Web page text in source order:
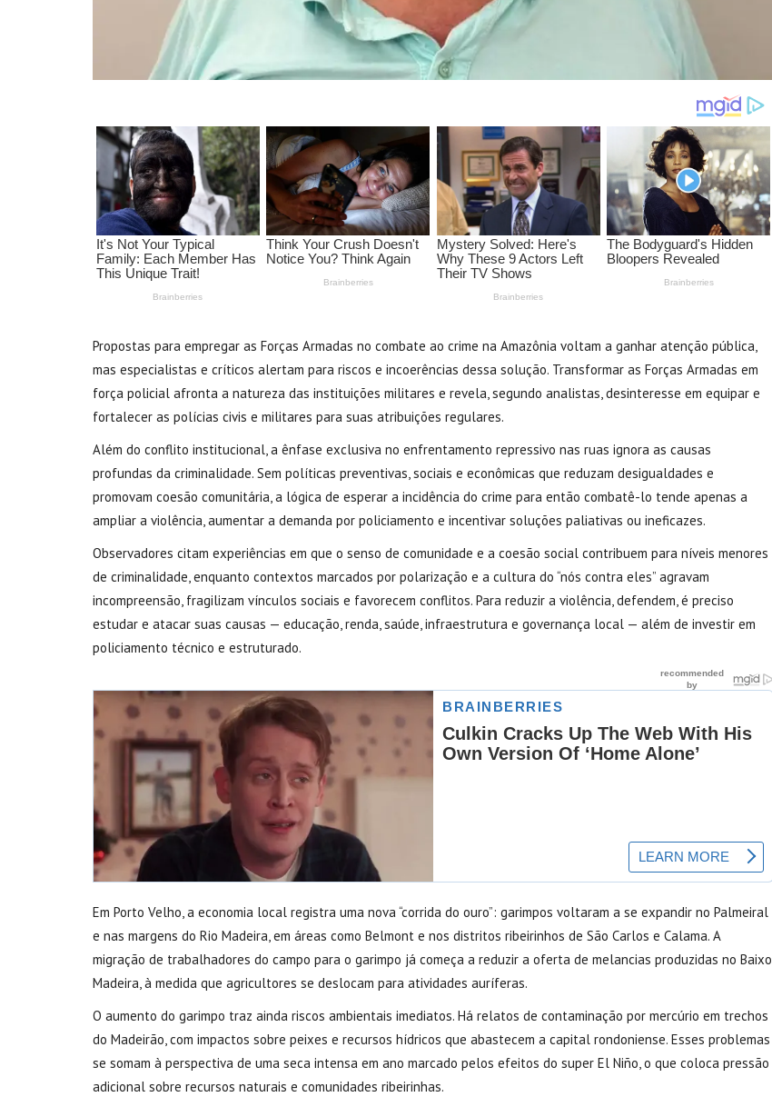
Propostas para empregar as Forças Armadas no combate ao crime na Amazônia voltam a ganhar atenção pública,
mas especialistas e críticos alertam para riscos e incoerências dessa solução. Transformar as Forças Armadas em
força policial afronta a natureza das instituições militares e revela, segundo analistas, desinteresse em equipar e
fortalecer as polícias civis e militares para suas atribuições regulares.
Além do conflito institucional, a ênfase exclusiva no enfrentamento repressivo nas ruas ignora as causas
profundas da criminalidade. Sem políticas preventivas, sociais e econômicas que reduzam desigualdades e
promovam coesão comunitária, a lógica de esperar a incidência do crime para então combatê-lo tende apenas a
ampliar a violência, aumentar a demanda por policiamento e incentivar soluções paliativas ou ineficazes.
Observadores citam experiências em que o senso de comunidade e a coesão social contribuem para níveis menores
de criminalidade, enquanto contextos marcados por polarização e a cultura do “nós contra eles” agravam
incompreensão, fragilizam vínculos sociais e favorecem conflitos. Para reduzir a violência, defendem, é preciso
estudar e atacar suas causas — educação, renda, saúde, infraestrutura e governança local — além de investir em
policiamento técnico e estruturado.
Em Porto Velho, a economia local registra uma nova “corrida do ouro”: garimpos voltaram a se expandir no Palmeiral
e nas margens do Rio Madeira, em áreas como Belmont e nos distritos ribeirinhos de São Carlos e Calama. A
migração de trabalhadores do campo para o garimpo já começa a reduzir a oferta de melancias produzidas no Baixo
Madeira, à medida que agricultores se deslocam para atividades auríferas.
O aumento do garimpo traz ainda riscos ambientais imediatos. Há relatos de contaminação por mercúrio em trechos
do Madeirão, com impactos sobre peixes e recursos hídricos que abastecem a capital rondoniense. Esses problemas
se somam à perspectiva de uma seca intensa em ano marcado pelos efeitos do super El Niño, o que coloca pressão
adicional sobre recursos naturais e comunidades ribeirinhas.